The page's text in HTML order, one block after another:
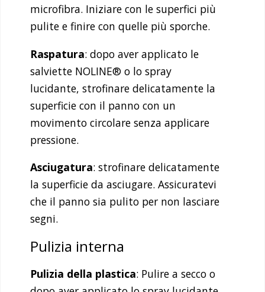
microfibra. Iniziare con le superfici più
pulite e finire con quelle più sporche.
Raspatura: dopo aver applicato le
salviette NOLINE® o lo spray
lucidante, strofinare delicatamente la
superficie con il panno con un
movimento circolare senza applicare
pressione.
Asciugatura: strofinare delicatamente
la superficie da asciugare. Assicuratevi
che il panno sia pulito per non lasciare
segni.
Pulizia interna
Pulizia della plastica: Pulire a secco o